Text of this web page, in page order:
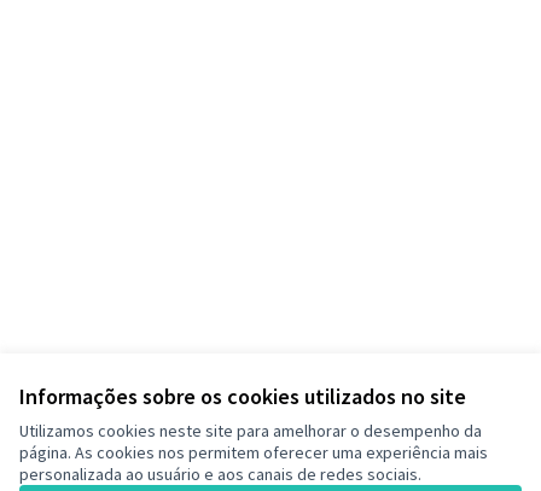
Informações sobre os cookies utilizados no site
Utilizamos cookies neste site para amelhorar o desempenho da
página. As cookies nos permitem oferecer uma experiência mais
personalizada ao usuário e aos canais de redes sociais.